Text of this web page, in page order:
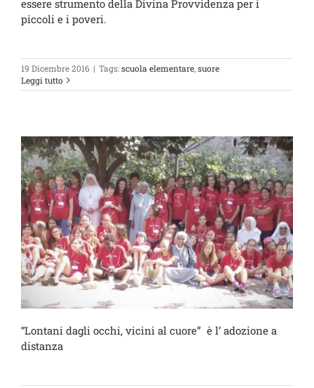
essere strumento della Divina Provvidenza per i
piccoli e i poveri.
19 Dicembre 2016 | Tags:scuola elementare,suore
Leggi tutto
“Lontani dagli occhi, vicini al cuore” è l’ adozione a
distanza